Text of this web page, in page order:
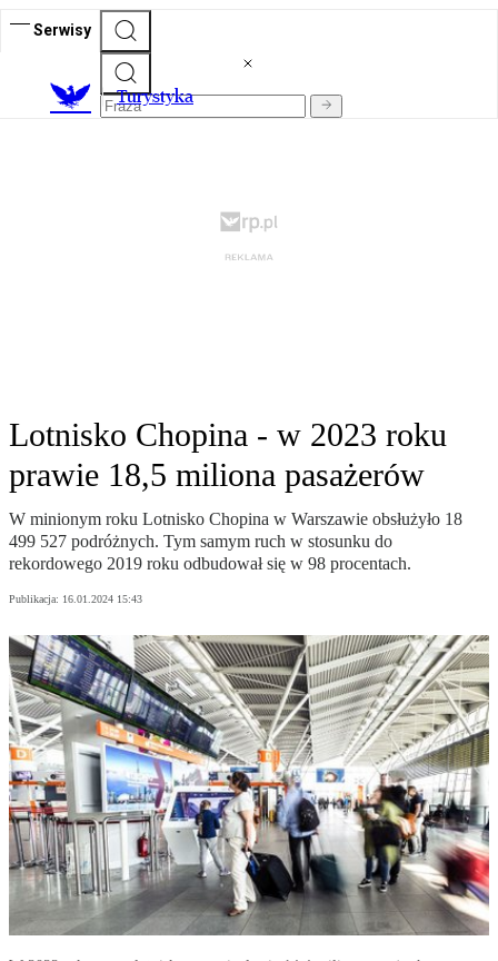
Serwisy
Turystyka
Lotnisko Chopina - w 2023 roku
prawie 18,5 miliona pasażerów
W minionym roku Lotnisko Chopina w Warszawie obsłużyło 18
499 527 podróżnych. Tym samym ruch w stosunku do
rekordowego 2019 roku odbudował się w 98 procentach.
Publikacja: 16.01.2024 15:43